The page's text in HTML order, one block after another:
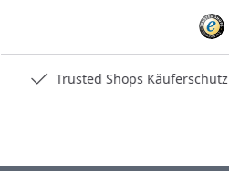
Trusted Shops Käuferschutz